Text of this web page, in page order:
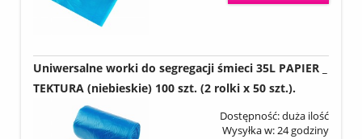
Uniwersalne worki do segregacji śmieci 35L PAPIER _
TEKTURA (niebieskie) 100 szt. (2 rolki x 50 szt.).
Dostępność:duża ilość
Wysyłka w:24 godziny